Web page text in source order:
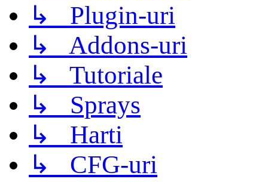
↳ Plugin-uri
↳ Addons-uri
↳ Tutoriale
↳ Sprays
↳ Harti
↳ CFG-uri